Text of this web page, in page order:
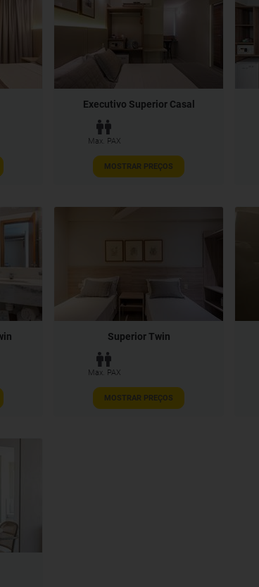
Executivo Superior Casal
Max. PAX
MOSTRAR PREÇOS
Superior Twin
Max. PAX
MOSTRAR PREÇOS